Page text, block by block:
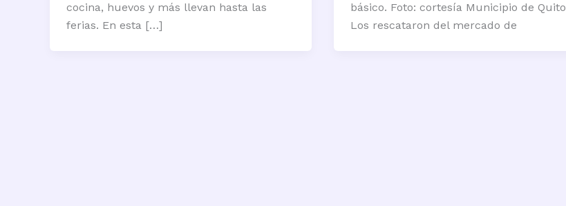
cocina, huevos y más llevan hasta las
ferias. En esta […]
básico. Foto: cortesía Municipio de Quito
Los rescataron del mercado de